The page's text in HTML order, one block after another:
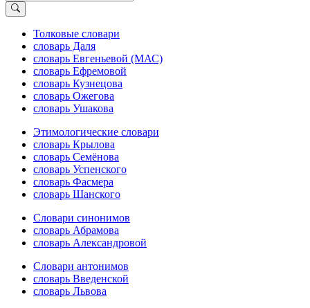
Толковые словари
словарь Даля
словарь Евгеньевой (МАС)
словарь Ефремовой
словарь Кузнецова
словарь Ожегова
словарь Ушакова
Этимологические словари
словарь Крылова
словарь Семёнова
словарь Успенского
словарь Фасмера
словарь Шанского
Словари синонимов
словарь Абрамова
словарь Александровой
Словари антонимов
словарь Введенской
словарь Львова